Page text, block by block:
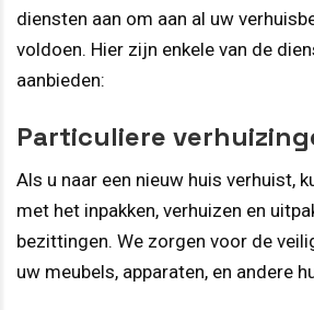
diensten aan om aan al uw
voldoen. Hier zijn enkele van de
aanbieden:
Particuliere
Als u naar een nieuw huis verhuist,
met het inpakken, verhuizen en
bezittingen. We zorgen voor de
uw meubels, apparaten, en andere